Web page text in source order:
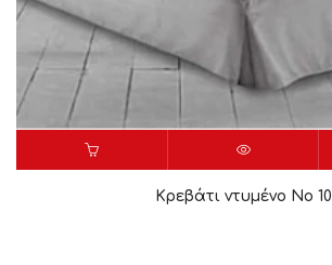
Κρεβάτι ντυμένο Νο 10